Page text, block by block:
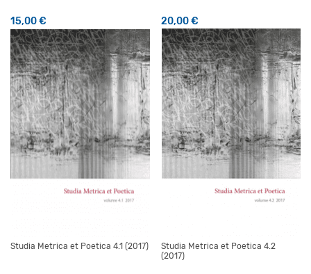
15,00€ 20,00€
Studia Metrica et Poetica 4.1 (2017)
Studia Metrica et Poetica 4.2
(2017)